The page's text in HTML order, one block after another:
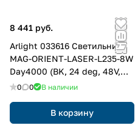
8 441 руб.
Arlight 033616 Светильник
MAG-ORIENT-LASER-L235-8W
Day4000 (BK, 24 deg, 48V,
DALI) (Arlight, IP20 Металл, 3
0 0 В наличии
В корзину